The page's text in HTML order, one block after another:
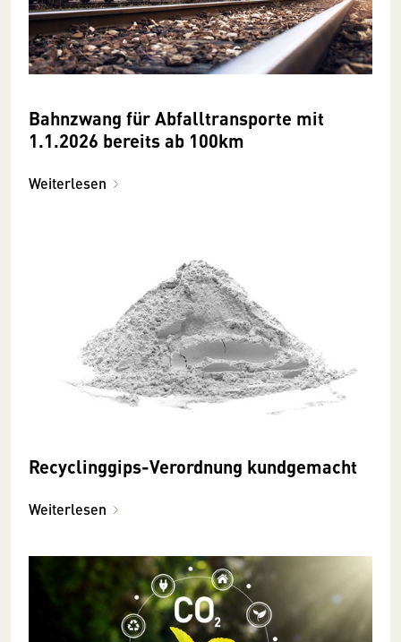
Bahnzwang für Abfalltransporte mit
1.1.2026 bereits ab 100km
Weiterlesen
Recyclinggips-Verordnung kundgemacht
Weiterlesen